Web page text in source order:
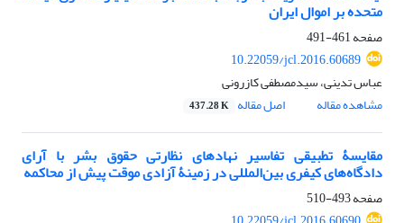
متحده بر اموال ایران
صفحه461-491
10.22059/jcl.2016.60689
عباس تدینی، سیدمصطفی کازرونی
مشاهده مقاله
اصل مقاله 437.28 K
مقایسۀ تطبیقی تفاسیر نهادهای نظارتی حقوق بشر با آرای
دادگاه‌های کیفری بین‌المللی در زمینۀ آزادی موقت پیش از محاکمه
صفحه493-510